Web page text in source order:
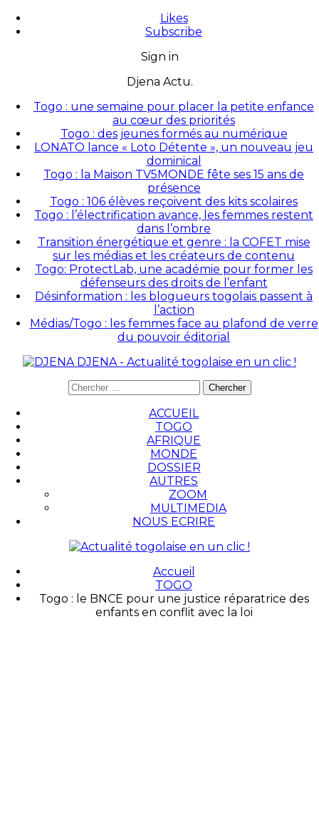
Likes
Subscribe
Sign in
Djena Actu.
Togo : une semaine pour placer la petite enfance
au cœur des priorités
Togo : des jeunes formés au numérique
LONATO lance « Loto Détente », un nouveau jeu
dominical
Togo : la Maison TV5MONDE fête ses 15 ans de
présence
Togo : 106 élèves reçoivent des kits scolaires
Togo : l’électrification avance, les femmes restent
dans l’ombre
Transition énergétique et genre : la COFET mise
sur les médias et les créateurs de contenu
Togo: ProtectLab, une académie pour former les
défenseurs des droits de l’enfant
Désinformation : les blogueurs togolais passent à
l’action
Médias/Togo : les femmes face au plafond de verre
du pouvoir éditorial
DJENA - Actualité togolaise en un clic !
ACCUEIL
TOGO
AFRIQUE
MONDE
DOSSIER
AUTRES
ZOOM
MULTIMEDIA
NOUS ECRIRE
Accueil
TOGO
Togo : le BNCE pour une justice réparatrice des
enfants en conflit avec la loi